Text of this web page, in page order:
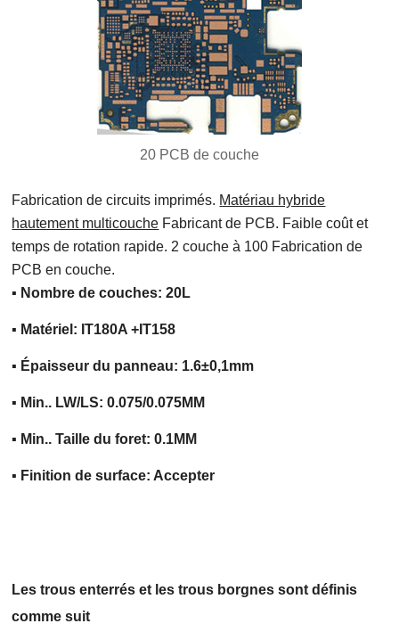
20 PCB de couche
Fabrication de circuits imprimés. Matériau hybride
hautement multicouche Fabricant de PCB. Faible coût et
temps de rotation rapide. 2 couche à 100 Fabrication de
PCB en couche.
▪ Nombre de couches: 20L
▪ Matériel: IT180A +IT158
▪ Épaisseur du panneau: 1.6±0,1mm
▪ Min.. LW/LS: 0.075/0.075MM
▪ Min.. Taille du foret: 0.1MM
▪ Finition de surface: Accepter
Les trous enterrés et les trous borgnes sont définis
comme suit